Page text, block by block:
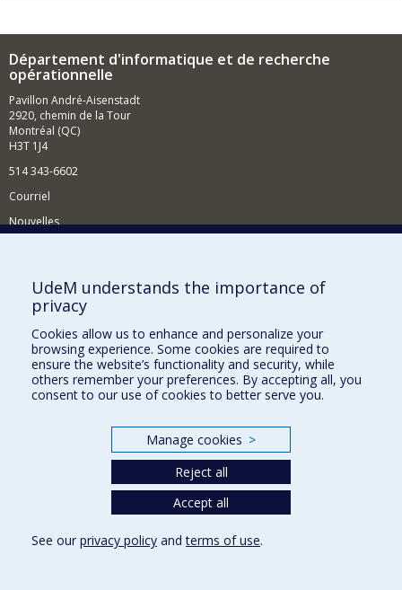
Département d'informatique et de recherche
opérationnelle
Pavillon André-Aisenstadt
2920, chemin de la Tour
Montréal (QC)
H3T 1J4
514 343-6602
Courriel
Nouvelles
Comment soutenir le Département?
BESOIN D'AIDE?
Plan du site
Signaler une erreur
Accessibilité
Nos départements et écoles
UdeM understands the importance of
privacy
Cookies allow us to enhance and personalize your
browsing experience. Some cookies are required to
ensure the website’s functionality and security, while
others remember your preferences. By accepting all, you
consent to our use of cookies to better serve you.
Manage cookies >
Reject all
Accept all
See our privacy policy andterms of use.